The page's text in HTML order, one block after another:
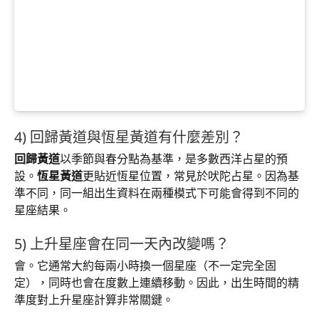
4) 回歸黃道與恆星黃道有什麼差別？
回歸黃道以季節與春分點為基準，是多數西洋占星的預
設。 恆星黃道更貼近恆星位置，常見於吠陀占星。因為基
準不同，同一組出生資料在兩種模式下可能會得到不同的
星座結果。
5) 上升星座會在同一天內改變嗎？
會。它通常大約每兩小時換一個星座（不一定完全固
定），同時也會在度數上連續移動。因此，出生時間的精
準度對上升星座計算非常關鍵。